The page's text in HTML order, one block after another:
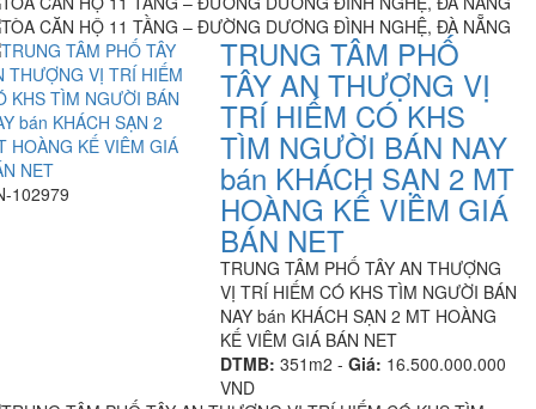
102979
TRUNG TÂM PHỐ
TÂY AN THƯỢNG VỊ
TRÍ HIẾM CÓ KHS
TÌM NGƯỜI BÁN NAY
bán KHÁCH SẠN 2 MT
HOÀNG KẾ VIÊM GIÁ
BÁN NET
TRUNG TÂM PHỐ TÂY AN THƯỢNG
VỊ TRÍ HIẾM CÓ KHS TÌM NGƯỜI BÁN
NAY bán KHÁCH SẠN 2 MT HOÀNG
KẾ VIÊM GIÁ BÁN NET
DTMB: 351m2 -Giá: 16.500.000.000
VND